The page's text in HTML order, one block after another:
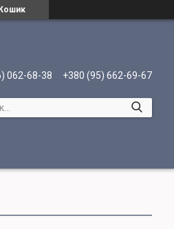
Кошик
062-68-38 +380 (95) 662-69-67